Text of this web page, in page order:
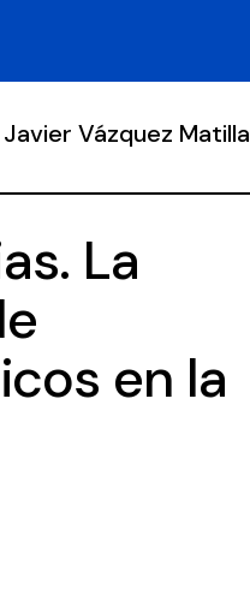
Javier Vázquez Matilla
La
en la